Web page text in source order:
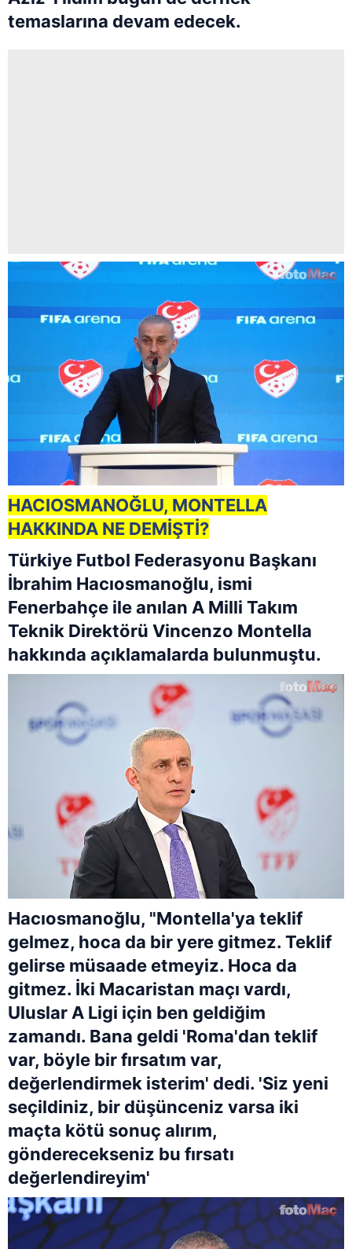
temaslarına devam edecek.
HACIOSMANOĞLU, MONTELLA
HAKKINDA NE DEMİŞTİ?
Türkiye Futbol Federasyonu Başkanı
İbrahim Hacıosmanoğlu, ismi
Fenerbahçe ile anılan A Milli Takım
Teknik Direktörü Vincenzo Montella
hakkında açıklamalarda bulunmuştu.
Hacıosmanoğlu, "Montella'ya teklif
gelmez, hoca da bir yere gitmez. Teklif
gelirse müsaade etmeyiz. Hoca da
gitmez. İki Macaristan maçı vardı,
Uluslar A Ligi için ben geldiğim
zamandı. Bana geldi 'Roma'dan teklif
var, böyle bir fırsatım var,
değerlendirmek isterim' dedi. 'Siz yeni
seçildiniz, bir düşünceniz varsa iki
maçta kötü sonuç alırım,
gönderecekseniz bu fırsatı
değerlendireyim'